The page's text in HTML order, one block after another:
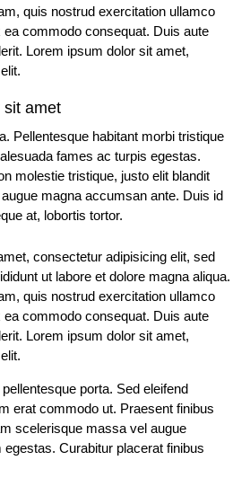
quis nostrud exercitation ullamco
ea commodo consequat. Duis aute
Lorem ipsum dolor sit amet,
sit amet
Pellentesque habitant morbi tristique
fames ac turpis egestas.
molestie tristique, justo elit blandit
magna accumsan ante. Duis id
at, lobortis tortor.
consectetur adipisicing elit, sed
ut labore et dolore magna aliqua.
quis nostrud exercitation ullamco
ea commodo consequat. Duis aute
Lorem ipsum dolor sit amet,
porta. Sed eleifend
erat commodo ut. Praesent finibus
scelerisque massa vel augue
Curabitur placerat finibus